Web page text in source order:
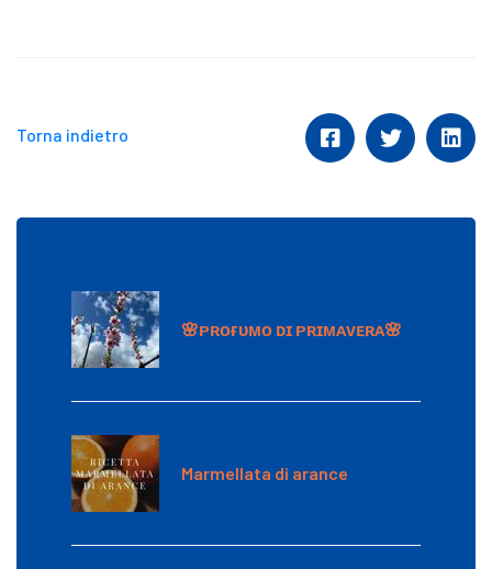
Torna indietro
🌸ᴘʀᴏғᴜᴍᴏ ᴅɪ ᴘʀɪᴍᴀᴠᴇʀᴀ🌸
Marmellata di arance